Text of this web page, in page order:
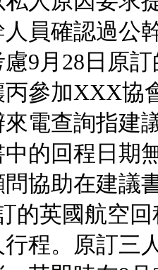
員確認過公
9月28日原
參加XXX協
電查詢指建
的回程日期
協助在建議
的英國航空
程。原訂三